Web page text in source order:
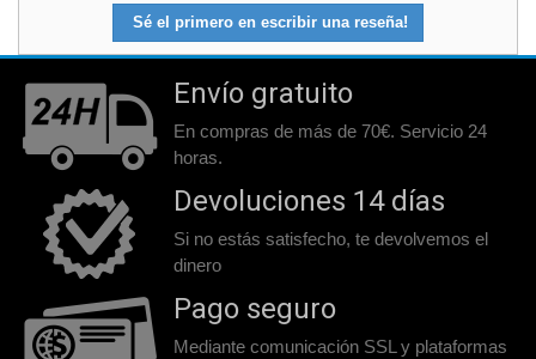
Sé el primero en escribir una reseña!
Envío gratuito
En compras de más de 70€. Servicio 24
horas.
Devoluciones 14 días
Si no estás satisfecho, te devolvemos el
dinero
Pago seguro
Mediante comunicación SSL y plataformas